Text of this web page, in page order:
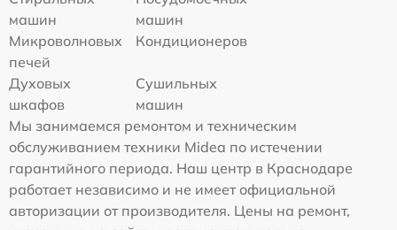
машин
машин
Микроволновых
печей
Кондиционеров
Духовых
шкафов
Сушильных
машин
Мы занимаемся ремонтом и техническим
обслуживанием техники Midea по истечении
гарантийного периода. Наш центр в Краснодаре
работает независимо и не имеет официальной
авторизации от производителя. Цены на ремонт,